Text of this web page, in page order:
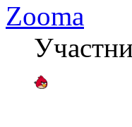
Zooma